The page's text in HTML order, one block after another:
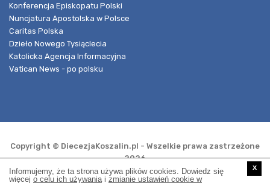
Konferencja Episkopatu Polski
Nuncjatura Apostolska w Polsce
Caritas Polska
Dzieło Nowego Tysiąclecia
Katolicka Agencja Informacyjna
Vatican News - po polsku
Copyright © DiecezjaKoszalin.pl - Wszelkie prawa zastrzeżone
2026
Informujemy, że ta strona używa plików cookies. Dowiedz się
więcej o celu ich używaniai zmianie ustawień cookie w
x